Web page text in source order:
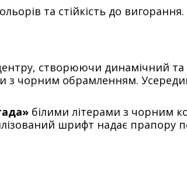
та стійкість до вигорання.
створюючи динамічний та
з чорним обрамленням.
білими літерами з чорним
шрифт надає прапору